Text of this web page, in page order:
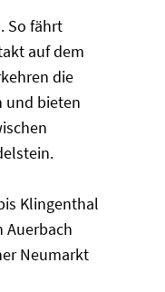
So fährt
auf dem
die
und bieten
Klingenthal
Auerbach
Neumarkt